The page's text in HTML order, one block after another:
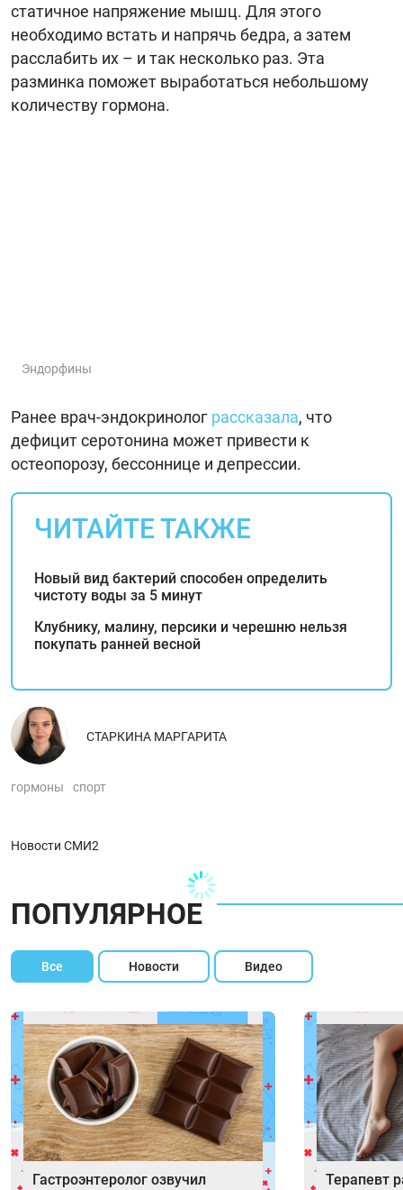
статичное напряжение мышц. Для этого
необходимо встать и напрячь бедра, а затем
расслабить их – и так несколько раз. Эта
разминка поможет выработаться небольшому
количеству гормона.
Эндорфины
Ранее врач-эндокринолог рассказала, что
дефицит серотонина может привести к
остеопорозу, бессоннице и депрессии.
ЧИТАЙТЕ ТАКЖЕ
Новый вид бактерий способен определить
чистоту воды за 5 минут
Клубнику, малину, персики и черешню нельзя
покупать ранней весной
СТАРКИНА МАРГАРИТА
гормоны спорт
Новости СМИ2
ПОПУЛЯРНОЕ
Все Новости Видео
Гастроэнтеролог озвучил
Терапевт